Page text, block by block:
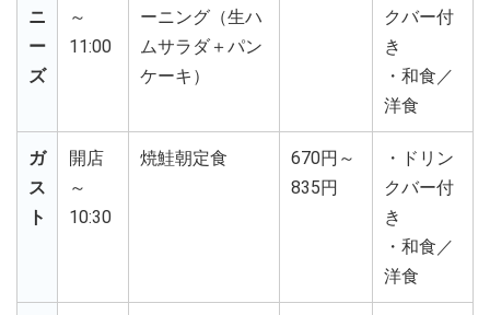
ニ
ー
ズ
～
11:00
ーニング（生ハ
ムサラダ＋パン
ケーキ）
クバー付
き
・和食／
洋食
ガ
ス
ト
開店
～
10:30
焼鮭朝定食
670円～
835円
・ドリン
クバー付
き
・和食／
洋食